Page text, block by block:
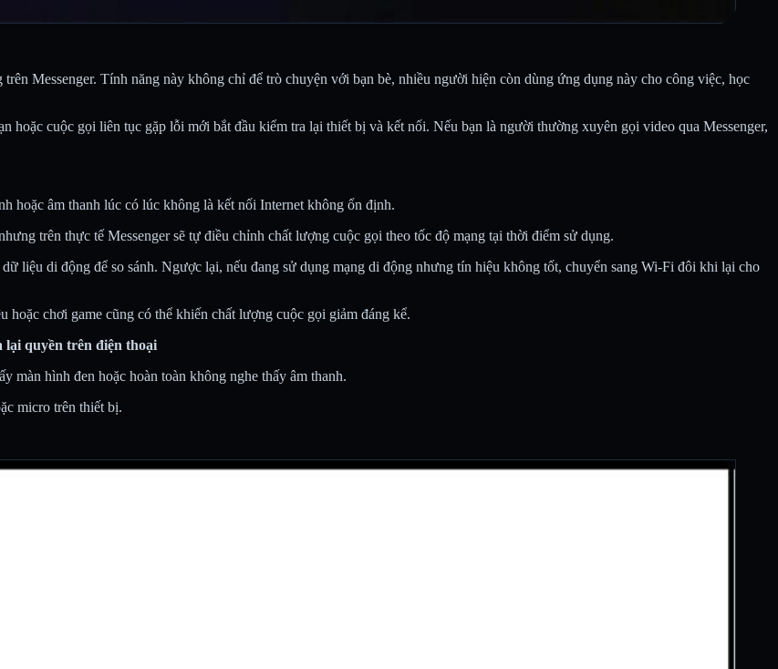
Messenger. Tính năng này không chỉ để trò chuyện với bạn bè, nhiều người hiện còn dùng ứng dụng này cho công việc, học
hoặc cuộc gọi liên tục gặp lỗi mới bắt đầu kiểm tra lại thiết bị và kết nối. Nếu bạn là người thường xuyên gọi video qua Messenger,
hoặc âm thanh lúc có lúc không là kết nối Internet không ổn định.
trên thực tế Messenger sẽ tự điều chỉnh chất lượng cuộc gọi theo tốc độ mạng tại thời điểm sử dụng.
liệu di động để so sánh. Ngược lại, nếu đang sử dụng mạng di động nhưng tín hiệu không tốt, chuyển sang Wi-Fi đôi khi lại cho
chơi game cũng có thể khiến chất lượng cuộc gọi giảm đáng kể.
lại quyền trên điện thoại
hình đen hoặc hoàn toàn không nghe thấy âm thanh.
micro trên thiết bị.